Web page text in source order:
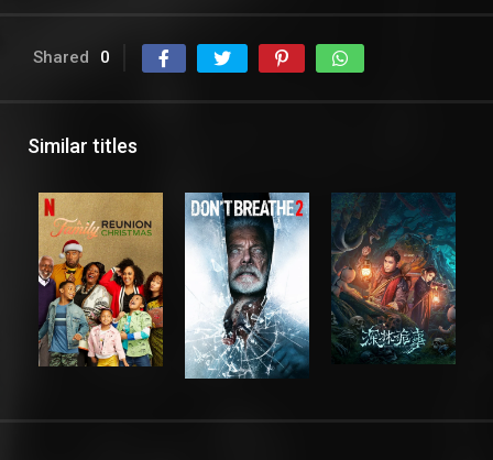
Shared 0
Similar titles